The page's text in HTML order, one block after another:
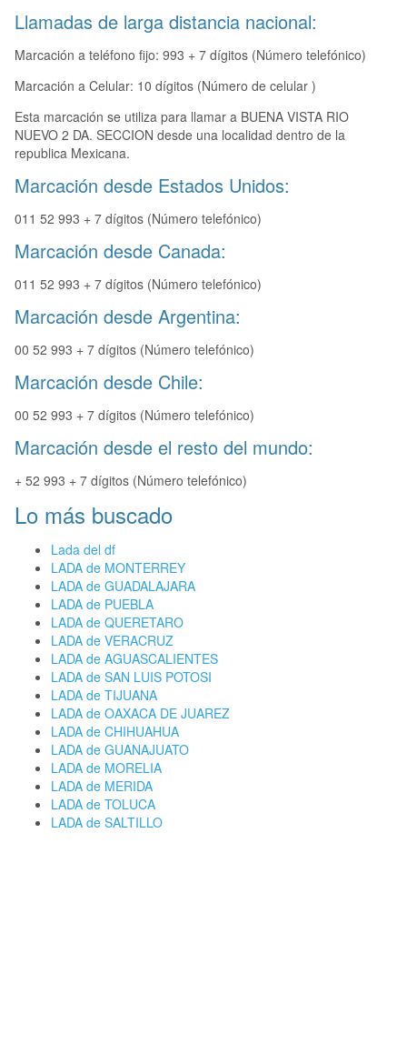
Llamadas de larga distancia nacional:
Marcación a teléfono fijo: 993 + 7 dígitos (Número telefónico)
Marcación a Celular: 10 dígitos (Número de celular )
Esta marcación se utiliza para llamar a BUENA VISTA RIO
NUEVO 2 DA. SECCION desde una localidad dentro de la
republica Mexicana.
Marcación desde Estados Unidos:
011 52 993 + 7 dígitos (Número telefónico)
Marcación desde Canada:
011 52 993 + 7 dígitos (Número telefónico)
Marcación desde Argentina:
00 52 993 + 7 dígitos (Número telefónico)
Marcación desde Chile:
00 52 993 + 7 dígitos (Número telefónico)
Marcación desde el resto del mundo:
+ 52 993 + 7 dígitos (Número telefónico)
Lo más buscado
Lada del df
LADA de MONTERREY
LADA de GUADALAJARA
LADA de PUEBLA
LADA de QUERETARO
LADA de VERACRUZ
LADA de AGUASCALIENTES
LADA de SAN LUIS POTOSI
LADA de TIJUANA
LADA de OAXACA DE JUAREZ
LADA de CHIHUAHUA
LADA de GUANAJUATO
LADA de MORELIA
LADA de MERIDA
LADA de TOLUCA
LADA de SALTILLO